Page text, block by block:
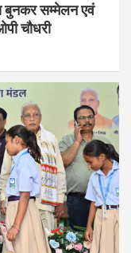
बुनकर सम्मेलन एवं
चौधरी